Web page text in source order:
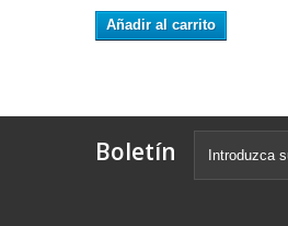
Añadir al carrito
Boletín